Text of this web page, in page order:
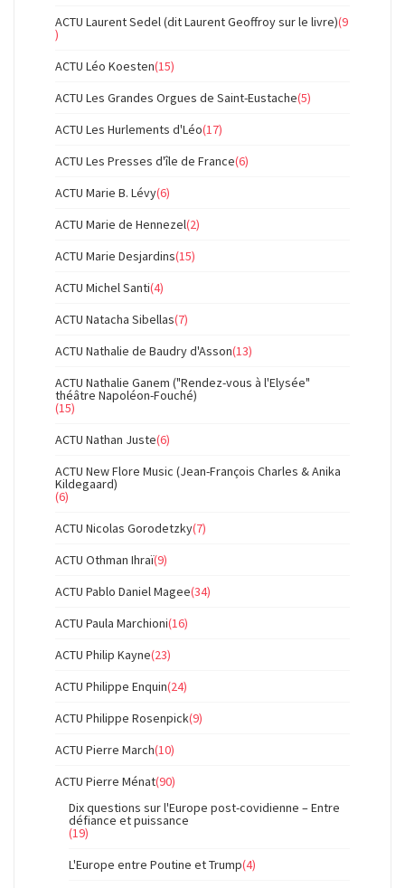
ACTU Laurent Sedel (dit Laurent Geoffroy sur le livre)(9
)
ACTU Léo Koesten(15)
ACTU Les Grandes Orgues de Saint-Eustache(5)
ACTU Les Hurlements d'Léo(17)
ACTU Les Presses d'île de France(6)
ACTU Marie B. Lévy(6)
ACTU Marie de Hennezel(2)
ACTU Marie Desjardins(15)
ACTU Michel Santi(4)
ACTU Natacha Sibellas(7)
ACTU Nathalie de Baudry d'Asson(13)
ACTU Nathalie Ganem ("Rendez-vous à l'Elysée"
théâtre Napoléon-Fouché)
(15)
ACTU Nathan Juste(6)
ACTU New Flore Music (Jean-François Charles & Anika
Kildegaard)
(6)
ACTU Nicolas Gorodetzky(7)
ACTU Othman Ihraï(9)
ACTU Pablo Daniel Magee(34)
ACTU Paula Marchioni(16)
ACTU Philip Kayne(23)
ACTU Philippe Enquin(24)
ACTU Philippe Rosenpick(9)
ACTU Pierre March(10)
ACTU Pierre Ménat(90)
Dix questions sur l'Europe post-covidienne – Entre
défiance et puissance
(19)
L'Europe entre Poutine et Trump(4)